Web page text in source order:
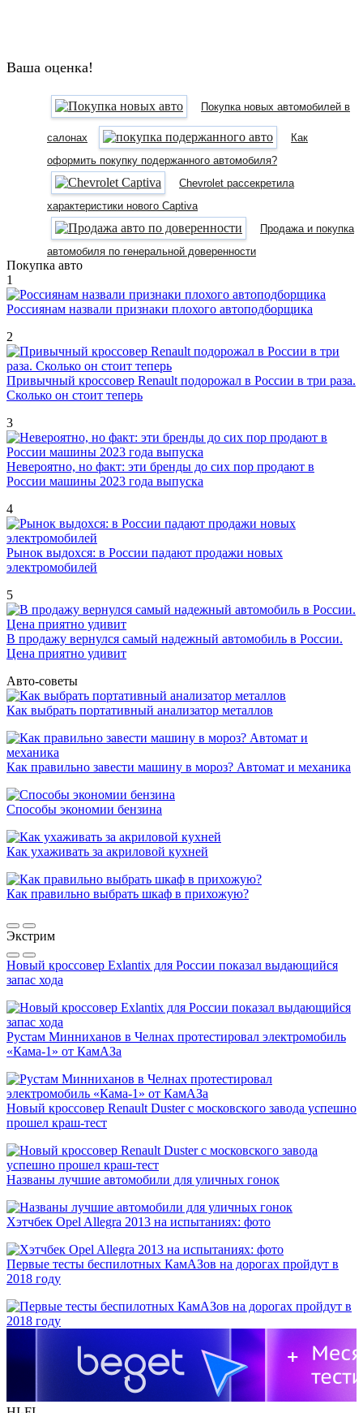
Ваша оценка!
Покупка новых автомобилей в
салонах
Как
оформить покупку подержанного автомобиля?
Chevrolet рассекретила
характеристики нового Captiva
Продажа и покупка
автомобиля по генеральной доверенности
Покупка авто
1
Россиянам назвали признаки плохого автоподборщика
2
Привычный кроссовер Renault подорожал в России в три раза.
Сколько он стоит теперь
3
Невероятно, но факт: эти бренды до сих пор продают в
России машины 2023 года выпуска
4
Рынок выдохся: в России падают продажи новых
электромобилей
5
В продажу вернулся самый надежный автомобиль в России.
Цена приятно удивит
Авто-советы
Как выбрать портативный анализатор металлов
Как правильно завести машину в мороз? Автомат и механика
Способы экономии бензина
Как ухаживать за акриловой кухней
Как правильно выбрать шкаф в прихожую?
Экстрим
Новый кроссовер Exlantix для России показал выдающийся
запас хода
Рустам Минниханов в Челнах протестировал электромобиль
«Кама-1» от КамАЗа
Новый кроссовер Renault Duster с московского завода успешно
прошел краш-тест
Названы лучшие автомобили для уличных гонок
Хэтчбек Opel Allegra 2013 на испытаниях: фото
Первые тесты беспилотных КамАЗов на дорогах пройдут в
2018 году